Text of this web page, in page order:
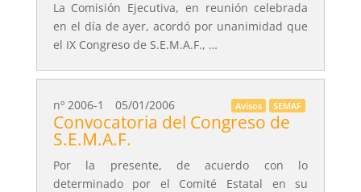
La Comisión Ejecutiva, en reunión celebrada
en el día de ayer, acordó por unanimidad que
el IX Congreso de S.E.M.A.F., …
SEMAF
Avisos
nº 2006-1 05/01/2006
Convocatoria del Congreso de
S.E.M.A.F.
Por la presente, de acuerdo con lo
determinado por el Comité Estatal en su